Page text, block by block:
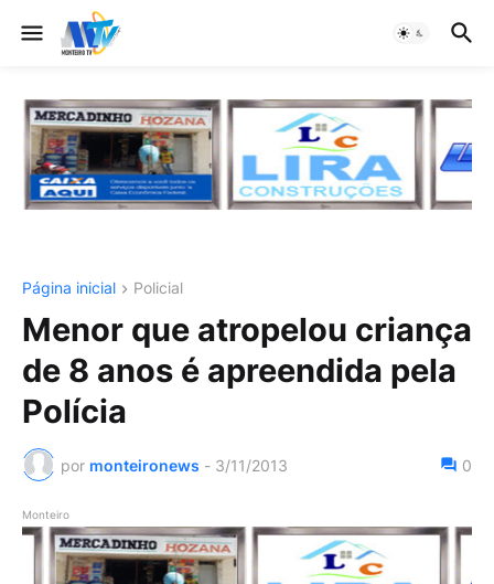
Página inicial Policial
Menor que atropelou criança
de 8 anos é apreendida pela
Polícia
por monteironews - 3/11/2013 0
Monteiro